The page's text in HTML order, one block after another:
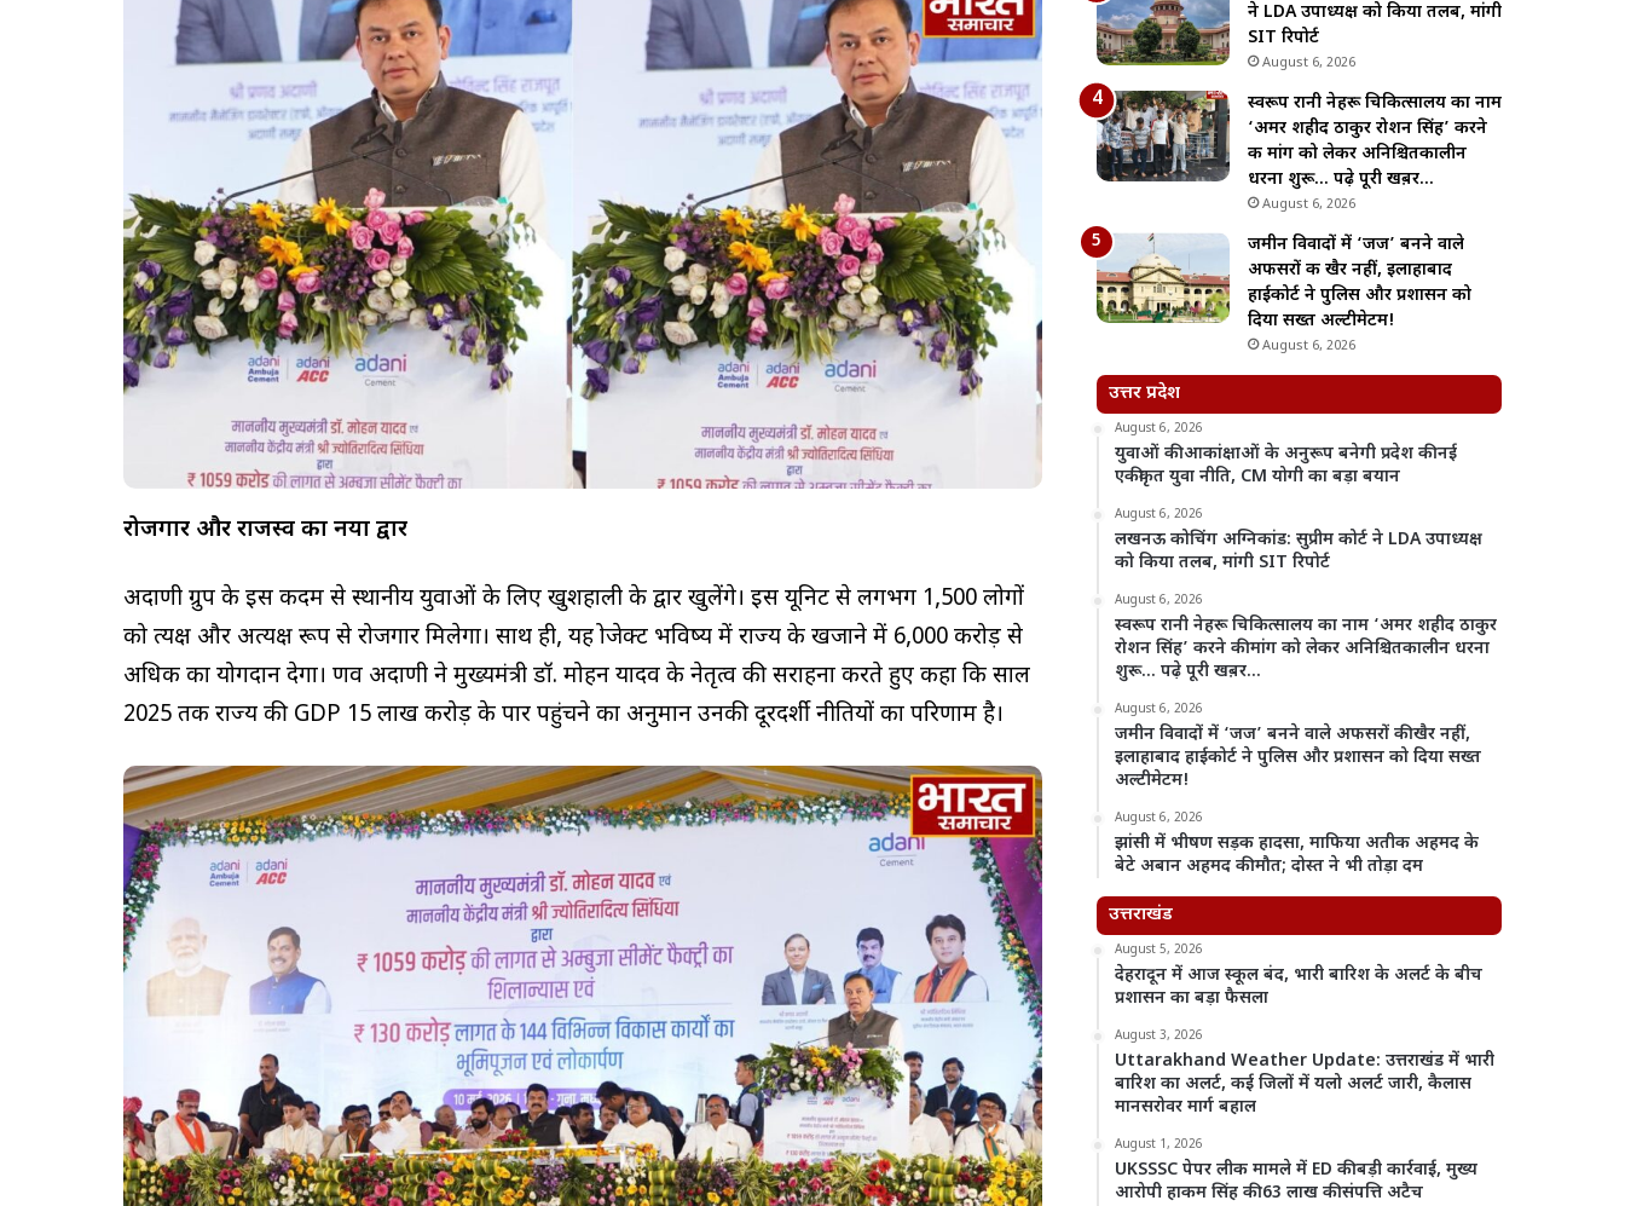
रोजगार और राजस्व का नया द्वार
अदाणी ग्रुप के इस कदम से स्थानीय युवाओं के लिए खुशहाली के द्वार खुलेंगे। इस यूनिट से लगभग 1,500 लोगों
को प्रत्यक्ष और अप्रत्यक्ष रूप से रोजगार मिलेगा। साथ ही, यह प्रोजेक्ट भविष्य में राज्य के खजाने में ₹6,000 करोड़ से
अधिक का योगदान देगा। प्रणव अदाणी ने मुख्यमंत्री डॉ. मोहन यादव के नेतृत्व की सराहना करते हुए कहा कि साल
2025 तक राज्य की GDP ₹15 लाख करोड़ के पार पहुंचने का अनुमान उनकी दूरदर्शी नीतियों का परिणाम है।
ने LDA उपाध्यक्ष को किया तलब, मांगी
SIT रिपोर्ट
August 6, 2026
स्वरूप रानी नेहरू चिकित्सालय का नाम
‘अमर शहीद ठाकुर रोशन सिंह’ करने
की मांग को लेकर अनिश्चितकालीन
धरना शुरू… पढ़े पूरी खब़र…
August 6, 2026
जमीन विवादों में ‘जज’ बनने वाले
अफसरों की खैर नहीं, इलाहाबाद
हाईकोर्ट ने पुलिस और प्रशासन को
दिया सख्त अल्टीमेटम!
August 6, 2026
उत्तर प्रदेश
August 6, 2026
युवाओं की आकांक्षाओं के अनुरूप बनेगी प्रदेश की नई
एकीकृत युवा नीति, CM योगी का बड़ा बयान
August 6, 2026
लखनऊ कोचिंग अग्निकांड: सुप्रीम कोर्ट ने LDA उपाध्यक्ष
को किया तलब, मांगी SIT रिपोर्ट
August 6, 2026
स्वरूप रानी नेहरू चिकित्सालय का नाम ‘अमर शहीद ठाकुर
रोशन सिंह’ करने की मांग को लेकर अनिश्चितकालीन धरना
शुरू… पढ़े पूरी खब़र…
August 6, 2026
जमीन विवादों में ‘जज’ बनने वाले अफसरों की खैर नहीं,
इलाहाबाद हाईकोर्ट ने पुलिस और प्रशासन को दिया सख्त
अल्टीमेटम!
August 6, 2026
झांसी में भीषण सड़क हादसा, माफिया अतीक अहमद के
बेटे अबान अहमद की मौत; दोस्त ने भी तोड़ा दम
उत्तराखंड
August 5, 2026
देहरादून में आज स्कूल बंद, भारी बारिश के अलर्ट के बीच
प्रशासन का बड़ा फैसला
August 3, 2026
Uttarakhand Weather Update: उत्तराखंड में भारी
बारिश का अलर्ट, कई जिलों में यलो अलर्ट जारी, कैलास
मानसरोवर मार्ग बहाल
August 1, 2026
UKSSSC पेपर लीक मामले में ED की बड़ी कार्रवाई, मुख्य
आरोपी हाकम सिंह की 63 लाख की संपत्ति अटैच